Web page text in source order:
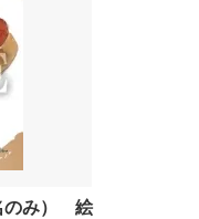
のみ） 絵